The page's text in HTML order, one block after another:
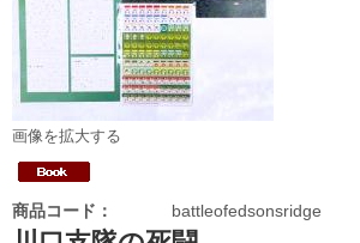
画像を拡大する
商品コード： battleofedsonsridge